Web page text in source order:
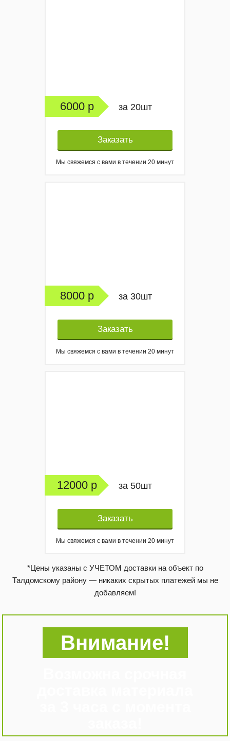
6000 р за 20шт
Заказать
Мы свяжемся с вами в течении 20 минут
8000 р за 30шт
Заказать
Мы свяжемся с вами в течении 20 минут
12000 р за 50шт
Заказать
Мы свяжемся с вами в течении 20 минут
*Цены указаны с УЧЕТОМ доставки на объект по
Талдомскому району — никаких скрытых платежей мы не
добавляем!
Внимание!